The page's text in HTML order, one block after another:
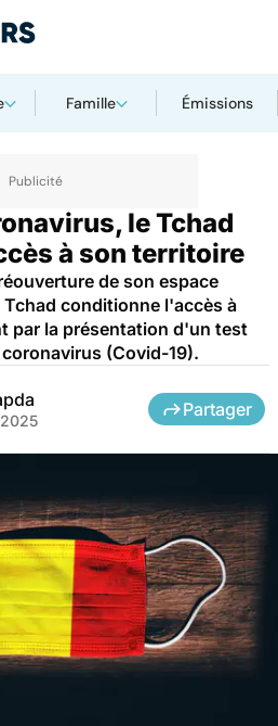
Famille Émissions
infectieuses
le Tchad
à son territoire
de son espace
Tchad conditionne l'accès à
par la présentation d'un test
(Covid-19).
Partager